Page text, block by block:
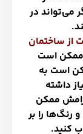
می‌تواند در
.
از ساختمان
ممکن است
است به
داشته
ممکن
رنگ‌ها را بر
کنید.